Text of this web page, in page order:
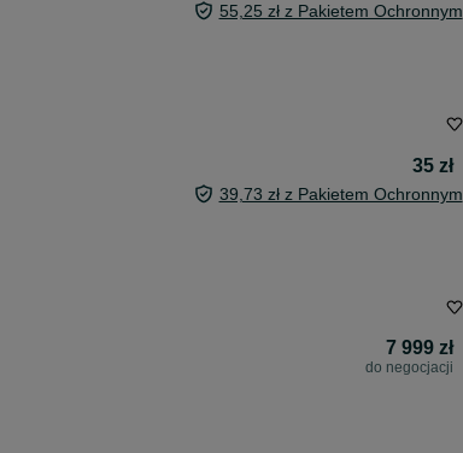
55,25 zł z Pakietem Ochronnym
35 zł
39,73 zł z Pakietem Ochronnym
7 999 zł
do negocjacji